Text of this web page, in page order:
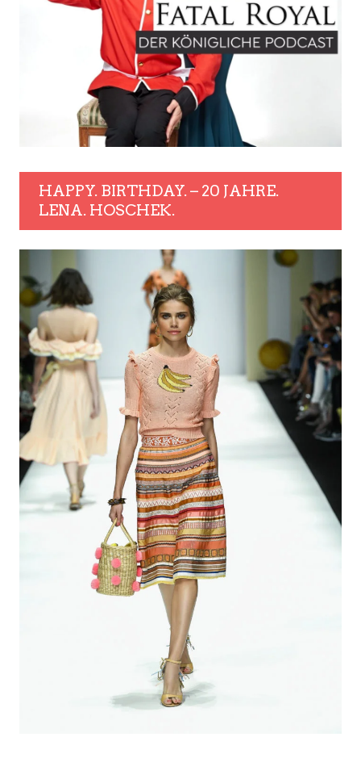
HAPPY. BIRTHDAY. – 20 JAHRE.
LENA. HOSCHEK.